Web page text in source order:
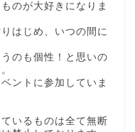
のが大好きになりま
はじめ、いつの間に
のも個性！と思いの
ントに参加していま
いるものは全て無断